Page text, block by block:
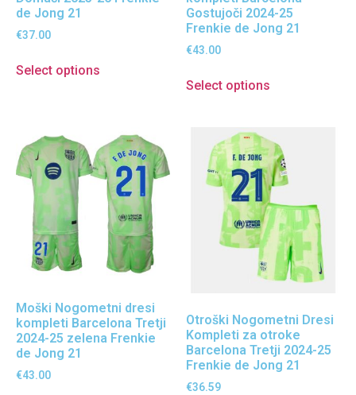
de Jong 21
€37.00
Select options
Gostujoči 2024-25
Frenkie de Jong 21
€43.00
Select options
Moški Nogometni dresi
kompleti Barcelona Tretji
2024-25 zelena Frenkie
de Jong 21
€43.00
Otroški Nogometni Dresi
Kompleti za otroke
Barcelona Tretji 2024-25
Frenkie de Jong 21
€36.59